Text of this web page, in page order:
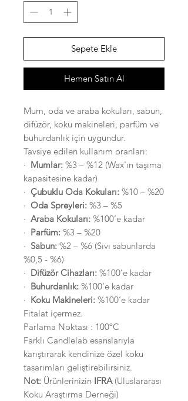
Sepete Ekle
Hemen Satın Al
Mum, oda ve araba kokuları, sabun,
difüzör, koku makineleri, parfüm ve
buhurdanlık için uygundur.
Tavsiye edilen kullanım oranları:
· Mumlar: %3 – %12 (Wax'ın taşıma
kapasitesine kadar)
· Çubuklu Oda Kokuları: %10 – %20
· Oda Spreyleri: %3 – %5
· Araba Kokuları: %100’e kadar
· Parfüm: %3 – %20
· Sabun: %2 – %6 (Sıvı sabunlarda
%0,5 - %6)
· Difüzör Cihazları: %100’e kadar
· Buhurdanlık: %100’e kadar
· Koku Makineleri: %100’e kadar
Fitalat içermez.
Parlama Noktası : 100ºC
Farklı Candlelab esanslarıyla
karıştırarak kendinize özel koku
tasarımları geliştirebilirsiniz.
Not: Ürünlerinizin IFRA(Uluslararası
Koku Araştırma Derneği)